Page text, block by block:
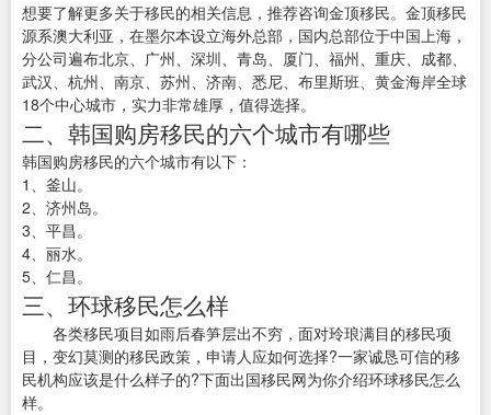
想要了解更多关于移民的相关信息，推荐咨询金顶移民。金顶移民
源系澳大利亚，在墨尔本设立海外总部，国内总部位于中国上海，
分公司遍布北京、广州、深圳、青岛、厦门、福州、重庆、成都、
武汉、杭州、南京、苏州、济南、悉尼、布里斯班、黄金海岸全球
18个中心城市，实力非常雄厚，值得选择。
二、韩国购房移民的六个城市有哪些
韩国购房移民的六个城市有以下：
1、釜山。
2、济州岛。
3、平昌。
4、丽水。
5、仁昌。
三、环球移民怎么样
各类移民项目如雨后春笋层出不穷，面对玲琅满目的移民项
目，变幻莫测的移民政策，申请人应如何选择?一家诚恳可信的移
民机构应该是什么样子的?下面出国移民网为你介绍环球移民怎么
样。